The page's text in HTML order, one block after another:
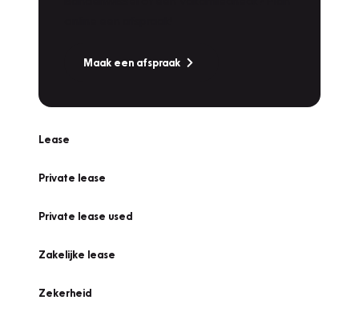
Maak een afspraak
Lease
Private lease
Private lease used
Zakelijke lease
Zekerheid